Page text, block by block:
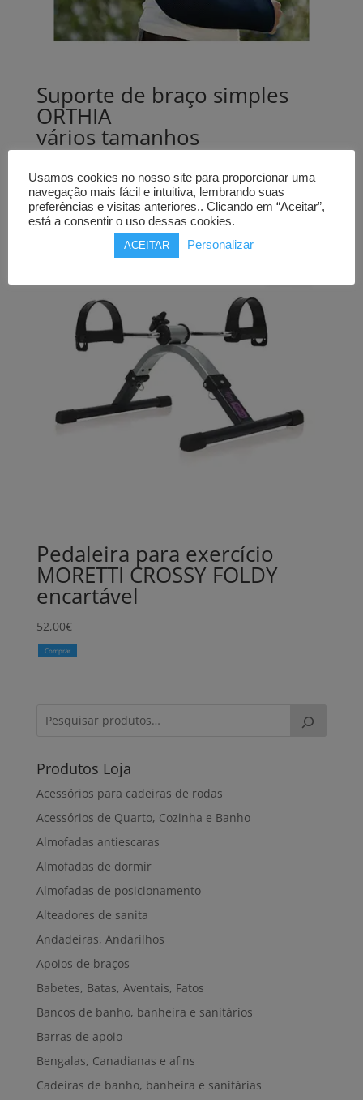
Suporte de braço simples
ORTHIA
vários tamanhos
Comprar
Pedaleira para exercício
MORETTI CROSSY FOLDY
encartável
52,00€
Comprar
Produtos Loja
Acessórios para cadeiras de rodas
Acessórios de Quarto, Cozinha e Banho
Almofadas antiescaras
Almofadas de dormir
Almofadas de posicionamento
Alteadores de sanita
Andadeiras, Andarilhos
Apoios de braços
Babetes, Batas, Aventais, Fatos
Bancos de banho, banheira e sanitários
Barras de apoio
Bengalas, Canadianas e afins
Cadeiras de banho, banheira e sanitárias
Usamos cookies no nosso site para proporcionar uma
navegação mais fácil e intuitiva, lembrando suas
preferências e visitas anteriores.. Clicando em “Aceitar”,
está a consentir o uso dessas cookies.
ACEITAR Personalizar